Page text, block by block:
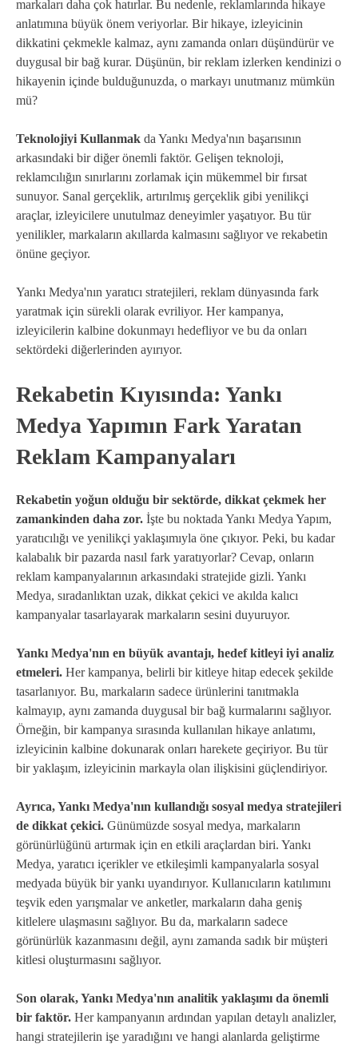
markaları daha çok hatırlar. Bu nedenle, reklamlarında hikaye
anlatımına büyük önem veriyorlar. Bir hikaye, izleyicinin
dikkatini çekmekle kalmaz, aynı zamanda onları düşündürür ve
duygusal bir bağ kurar. Düşünün, bir reklam izlerken kendinizi o
hikayenin içinde bulduğunuzda, o markayı unutmanız mümkün
mü?
Teknolojiyi Kullanmak da Yankı Medya'nın başarısının
arkasındaki bir diğer önemli faktör. Gelişen teknoloji,
reklamcılığın sınırlarını zorlamak için mükemmel bir fırsat
sunuyor. Sanal gerçeklik, artırılmış gerçeklik gibi yenilikçi
araçlar, izleyicilere unutulmaz deneyimler yaşatıyor. Bu tür
yenilikler, markaların akıllarda kalmasını sağlıyor ve rekabetin
önüne geçiyor.
Yankı Medya'nın yaratıcı stratejileri, reklam dünyasında fark
yaratmak için sürekli olarak evriliyor. Her kampanya,
izleyicilerin kalbine dokunmayı hedefliyor ve bu da onları
sektördeki diğerlerinden ayırıyor.
Rekabetin Kıyısında: Yankı
Medya Yapımın Fark Yaratan
Reklam Kampanyaları
Rekabetin yoğun olduğu bir sektörde, dikkat çekmek her
zamankinden daha zor. İşte bu noktada Yankı Medya Yapım,
yaratıcılığı ve yenilikçi yaklaşımıyla öne çıkıyor. Peki, bu kadar
kalabalık bir pazarda nasıl fark yaratıyorlar? Cevap, onların
reklam kampanyalarının arkasındaki stratejide gizli. Yankı
Medya, sıradanlıktan uzak, dikkat çekici ve akılda kalıcı
kampanyalar tasarlayarak markaların sesini duyuruyor.
Yankı Medya'nın en büyük avantajı, hedef kitleyi iyi analiz
etmeleri. Her kampanya, belirli bir kitleye hitap edecek şekilde
tasarlanıyor. Bu, markaların sadece ürünlerini tanıtmakla
kalmayıp, aynı zamanda duygusal bir bağ kurmalarını sağlıyor.
Örneğin, bir kampanya sırasında kullanılan hikaye anlatımı,
izleyicinin kalbine dokunarak onları harekete geçiriyor. Bu tür
bir yaklaşım, izleyicinin markayla olan ilişkisini güçlendiriyor.
Ayrıca, Yankı Medya'nın kullandığı sosyal medya stratejileri
de dikkat çekici. Günümüzde sosyal medya, markaların
görünürlüğünü artırmak için en etkili araçlardan biri. Yankı
Medya, yaratıcı içerikler ve etkileşimli kampanyalarla sosyal
medyada büyük bir yankı uyandırıyor. Kullanıcıların katılımını
teşvik eden yarışmalar ve anketler, markaların daha geniş
kitlelere ulaşmasını sağlıyor. Bu da, markaların sadece
görünürlük kazanmasını değil, aynı zamanda sadık bir müşteri
kitlesi oluşturmasını sağlıyor.
Son olarak, Yankı Medya'nın analitik yaklaşımı da önemli
bir faktör. Her kampanyanın ardından yapılan detaylı analizler,
hangi stratejilerin işe yaradığını ve hangi alanlarda geliştirme